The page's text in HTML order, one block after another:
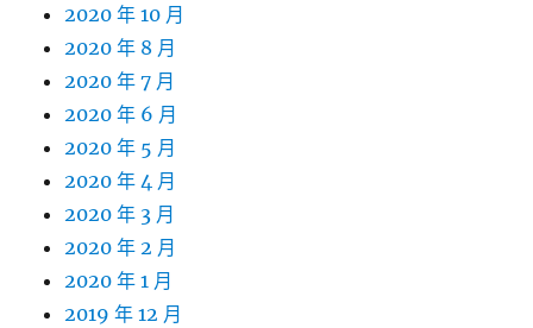
2020 年 10 月
2020 年 8 月
2020 年 7 月
2020 年 6 月
2020 年 5 月
2020 年 4 月
2020 年 3 月
2020 年 2 月
2020 年 1 月
2019 年 12 月